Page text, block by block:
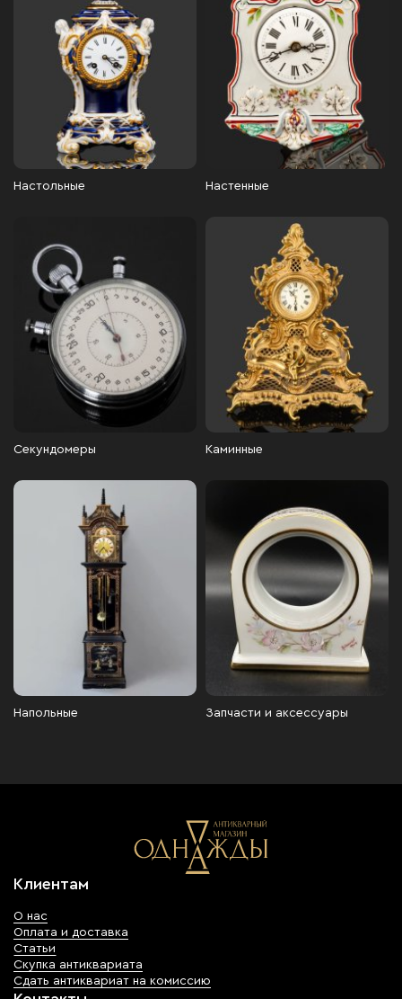
Настольные Настенные
Секундомеры Каминные
Напольные Запчасти и аксессуары
Клиентам
О нас
Оплата и доставка
Статьи
Скупка антиквариата
Сдать антиквариат на комиссию